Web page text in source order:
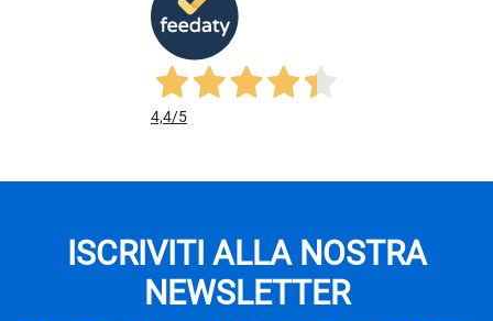
4,4/5
ISCRIVITI ALLA NOSTRA
NEWSLETTER